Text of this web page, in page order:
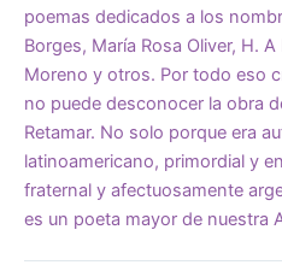
poemas dedicados a los
Borges, María Rosa Oliver, H.
Moreno y otros. Por todo eso
no puede desconocer la obra
Retamar. No solo porque era
latinoamericano, primordial y
fraternal y afectuosamente
es un poeta mayor de nuestra